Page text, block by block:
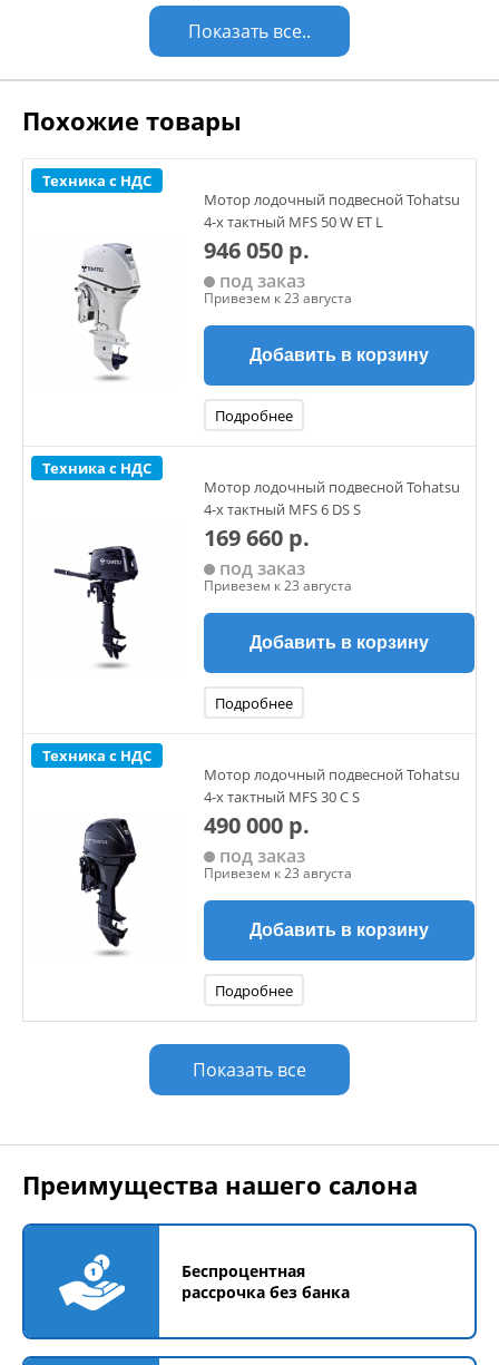
Показать все..
Похожие товары
Техника с НДС
Мотор лодочный подвесной Tohatsu
4-х тактный MFS 50 W ET L
946 050 р.
под заказ
Привезем к 23 августа
Добавить в корзину
Подробнее
Техника с НДС
Мотор лодочный подвесной Tohatsu
4-х тактный MFS 6 DS S
169 660 р.
под заказ
Привезем к 23 августа
Добавить в корзину
Подробнее
Техника с НДС
Мотор лодочный подвесной Tohatsu
4-х тактный MFS 30 C S
490 000 р.
под заказ
Привезем к 23 августа
Добавить в корзину
Подробнее
Показать все
Преимущества нашего салона
Беспроцентная
рассрочка без банка